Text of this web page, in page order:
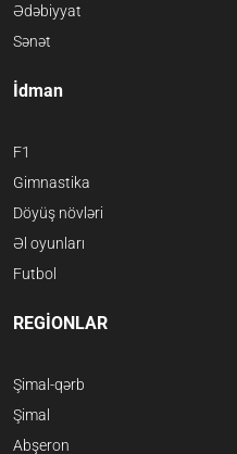
Ədəbiyyat
Sənət
İdman
F1
Gimnastika
Döyüş növləri
Əl oyunları
Futbol
REGİONLAR
Şimal-qərb
Şimal
Abşeron